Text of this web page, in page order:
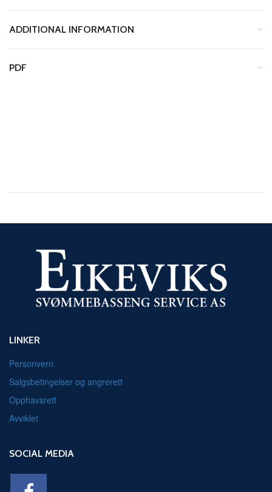
ADDITIONAL INFORMATION
PDF
LINKER
Personvern
Salgsbetingelser og angrerett
Opphavsrett
Avviklet
SOCIAL MEDIA